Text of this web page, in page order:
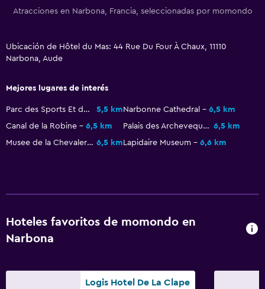
Menús para dietas especiales (bajo petición)
Bar/lounge
La comida se puede entregar en el alojamiento
Servicio de conserjería
Fax/fotocopiadora
Fax
Atracciones en Narbona, Francia, seleccionadas por momondo
Ubicación de Hôtel du Mas: 44 Rue Du Four À Chaux, 11110
Narbona, Aude
Mejores lugares de interés
Parc des Sports Et de l'Amitie 5,5 kmNarbonne Cathedral
6,5 km
Canal de la Robine
6,5 km Palais des Archeveques 6,5 km
Musee de la Chevalerie 6,5 kmLapidaire Museum 6,6 km
Hoteles favoritos de momondo en
Narbona
Logis Hotel De La Clape